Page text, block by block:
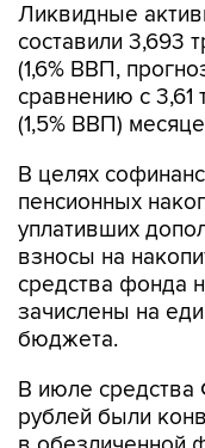
Ликвидные
составили 3,693
(1,6% ВВП,
сравнению с 3,61
(1,5% ВВП)
В целях
пенсионных
уплативших
взносы на
средства фонда
зачислены на
бюджета.
В июле
рублей были